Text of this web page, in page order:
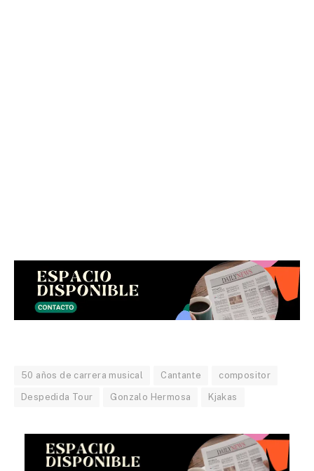
50 años de carrera musical Cantante compositor
Despedida Tour Gonzalo Hermosa Kjakas